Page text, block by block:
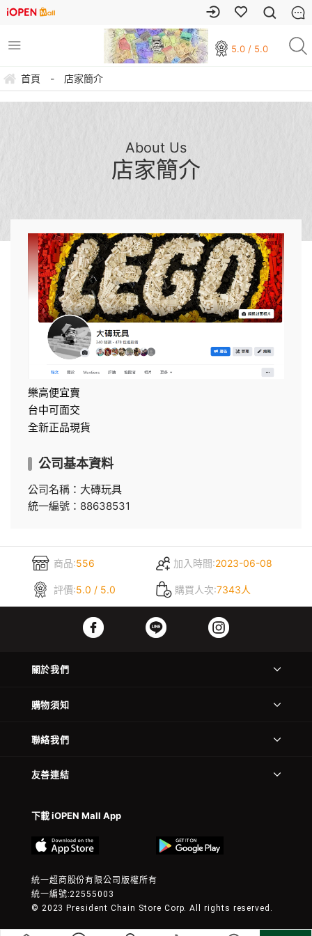
5.0 / 5.0
首頁 - 店家簡介
About Us
店家簡介
樂高便宜賣
台中可面交
全新正品現貨
公司基本資料
公司名稱：大磚玩具
統一編號：88638531
商品:556 加入時間:2023-06-08
評價:5.0 / 5.0 購買人次:7343人
關於我們
購物須知
聯絡我們
友善連結
下載 iOPEN Mall App
統一超商股份有限公司版權所有
統一編號:22555003
© 2023 President Chain Store Corp. All rights reserved.